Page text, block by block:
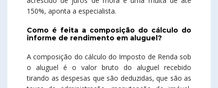
150%, aponta a especialista.
Como é feita a composição do cálculo do
informe de rendimento em aluguel?
A composição do cálculo do Imposto de Renda sob
o aluguel é o valor bruto do aluguel recebido
tirando as despesas que são deduzidas, que são as